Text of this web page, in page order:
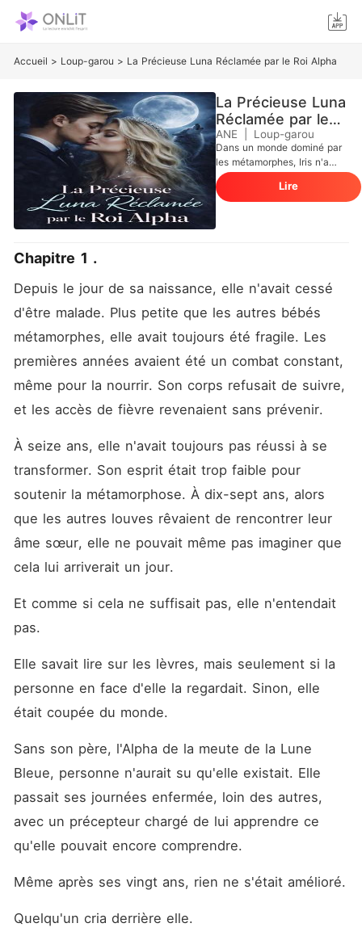
Accueil > Loup-garou > La Précieuse Luna Réclamée par le Roi Alpha
La Précieuse Luna
Réclamée par le
Roi Alpha
ANE Loup-garou
Dans un monde dominé par
les métamorphes, Iris n'a
jamais eu la place qui lui
revenait. Née fragile,
incapable de se transformer
mais elle n'était pour son
père qu'une honte à
dissimuler. Sa vie bascule
lorsque sa meute est
chute de son père, Iris
devient une prisonnière de
guerre... et pire encore : la
propriété de Cane Nortern,
réduit en esclavage par son
père, Cane a tout perdu - sa
famille, sa liberté, son passé.
Aujourd'hui, il est revenu au
sommet, guidé par une seule
chose : la vengeance. Et Iris
est le dernier vestige de cet
homme qu'il haïssait. Entre
ses mains, elle n'est plus
enfermée, elle doit survivre
dans un monde où chaque
commis. Mais derrière la
cruauté de Cane se cache
une douleur profonde, une
vérité troublante émerge :
Iris aussi a été une victime.
Battue par son propre frère,
privée de liberté depuis
toujours... elle n'a jamais
connu autre chose que la
peur. Deux âmes brisées,
passé, se retrouvent face à
face dans un jeu cruel où la
Lire
Chapitre 1 .
Depuis le jour de sa naissance, elle n'avait cessé
d'être malade. Plus petite que les autres bébés
métamorphes, elle avait toujours été fragile. Les
premières années avaient été un combat constant,
même pour la nourrir. Son corps refusait de suivre,
et les accès de fièvre revenaient sans prévenir.
À seize ans, elle n'avait toujours pas réussi à se
transformer. Son esprit était trop faible pour
soutenir la métamorphose. À dix-sept ans, alors
que les autres louves rêvaient de rencontrer leur
âme sœur, elle ne pouvait même pas imaginer que
cela lui arriverait un jour.
Et comme si cela ne suffisait pas, elle n'entendait
pas.
Elle savait lire sur les lèvres, mais seulement si la
personne en face d'elle la regardait. Sinon, elle
était coupée du monde.
Sans son père, l'Alpha de la meute de la Lune
Bleue, personne n'aurait su qu'elle existait. Elle
passait ses journées enfermée, loin des autres,
avec un précepteur chargé de lui apprendre ce
qu'elle pouvait encore comprendre.
Même après ses vingt ans, rien ne s'était amélioré.
Quelqu'un cria derrière elle.